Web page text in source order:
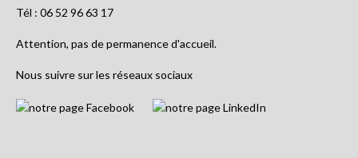
Tél : 06 52 96 63 17
Attention, pas de permanence d'accueil.
Nous suivre sur les réseaux sociaux